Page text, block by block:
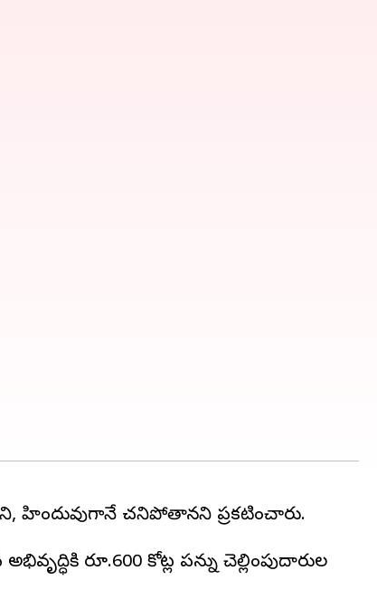
హిందువుగానే చనిపోతానని ప్రకటించారు.
రూ.600 కోట్ల పన్ను చెల్లింపుదారుల